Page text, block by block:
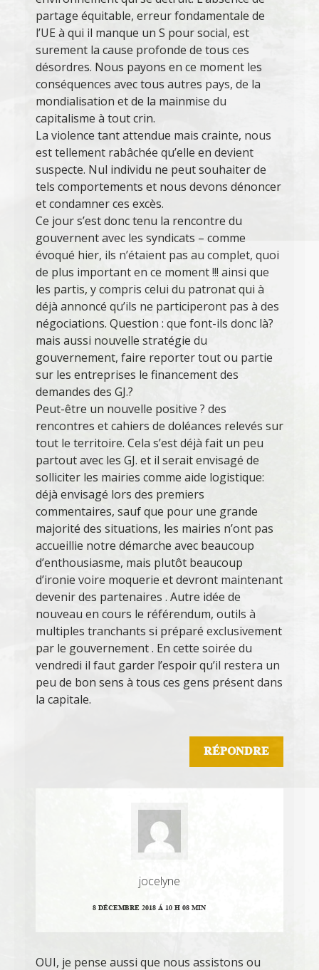
partage équitable, erreur fondamentale de
l’UE à qui il manque un S pour social, est
surement la cause profonde de tous ces
désordres. Nous payons en ce moment les
conséquences avec tous autres pays, de la
mondialisation et de la mainmise du
capitalisme à tout crin.
La violence tant attendue mais crainte, nous
est tellement rabâchée qu’elle en devient
suspecte. Nul individu ne peut souhaiter de
tels comportements et nous devons dénoncer
et condamner ces excès.
Ce jour s’est donc tenu la rencontre du
gouvernent avec les syndicats – comme
évoqué hier, ils n’étaient pas au complet, quoi
de plus important en ce moment !!! ainsi que
les partis, y compris celui du patronat qui à
déjà annoncé qu’ils ne participeront pas à des
négociations. Question : que font-ils donc là?
mais aussi nouvelle stratégie du
gouvernement, faire reporter tout ou partie
sur les entreprises le financement des
demandes des GJ.?
Peut-être un nouvelle positive ? des
rencontres et cahiers de doléances relevés sur
tout le territoire. Cela s’est déjà fait un peu
partout avec les GJ. et il serait envisagé de
solliciter les mairies comme aide logistique:
déjà envisagé lors des premiers
commentaires, sauf que pour une grande
majorité des situations, les mairies n’ont pas
accueillie notre démarche avec beaucoup
d’enthousiasme, mais plutôt beaucoup
d’ironie voire moquerie et devront maintenant
devenir des partenaires . Autre idée de
nouveau en cours le référendum, outils à
multiples tranchants si préparé exclusivement
par le gouvernement . En cette soirée du
vendredi il faut garder l’espoir qu’il restera un
peu de bon sens à tous ces gens présent dans
la capitale.
RÉPONDRE
jocelyne
8 DÉCEMBRE 2018 Á 10 H 08 MIN
OUI, je pense aussi que nous assistons ou